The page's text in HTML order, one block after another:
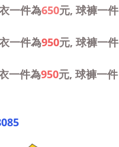
一件為650元, 球褲一件
一件為950元, 球褲一件
一件為950元, 球褲一件